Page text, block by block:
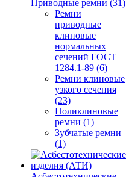
Приводные ремни (31)
Ремни
приводные
клиновые
нормальных
сечений ГОСТ
1284.1-89 (6)
Ремни клиновые
узкого сечения
(23)
Поликлиновые
ремни (1)
Зубчатые ремни
(1)